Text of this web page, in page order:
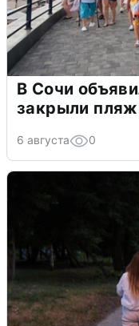
В Сочи
закрыли
6 августа 0